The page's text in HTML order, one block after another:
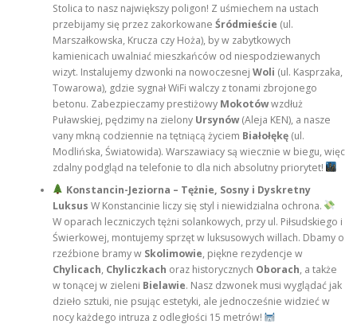
Stolica to nasz największy poligon! Z uśmiechem na ustach
przebijamy się przez zakorkowane Śródmieście (ul.
Marszałkowska, Krucza czy Hoża), by w zabytkowych
kamienicach uwalniać mieszkańców od niespodziewanych
wizyt. Instalujemy dzwonki na nowoczesnej Woli (ul. Kasprzaka,
Towarowa), gdzie sygnał WiFi walczy z tonami zbrojonego
betonu. Zabezpieczamy prestiżowy Mokotówwzdłuż
Puławskiej, pędzimy na zielony Ursynów(Aleja KEN), a nasze
vany mkną codziennie na tętniącą życiem Białołękę(ul.
Modlińska, Światowida). Warszawiacy są wiecznie w biegu, więc
zdalny podgląd na telefonie to dla nich absolutny priorytet!
Konstancin-Jeziorna – Tężnie, Sosny i Dyskretny
Luksus W Konstancinie liczy się styl i niewidzialna ochrona.
W oparach leczniczych tężni solankowych, przy ul. Piłsudskiego i
Świerkowej, montujemy sprzęt w luksusowych willach. Dbamy o
rzeźbione bramy w Skolimowie, piękne rezydencje w
Chylicach, Chyliczkach oraz historycznych Oborach, a także
w tonącej w zieleni Bielawie. Nasz dzwonek musi wyglądać jak
dzieło sztuki, nie psując estetyki, ale jednocześnie widzieć w
nocy każdego intruza z odległości 15 metrów!